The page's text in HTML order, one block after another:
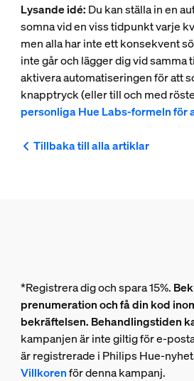
Lysande idé: Du kan ställa in en
somna vid en viss tidpunkt varje
men alla har inte ett konsekvent
inte går och lägger dig vid samma
aktivera automatiseringen för att
knapptryck (eller till och med
personliga Hue Labs-formeln för
Tillbaka till alla artiklar
*Registrera dig och spara 15%.
prenumeration och få din kod
bekräftelsen. Behandlingstiden
kampanjen är inte giltig för e-
är registrerade i Philips Hue-
Villkorenför denna kampanj.